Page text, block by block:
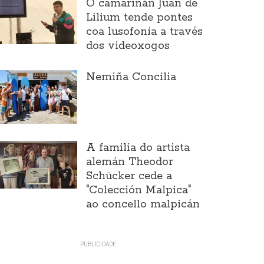
O camariñán Juan de
Lilium tende pontes
coa lusofonía a través
dos videoxogos
Nemiña Concilia
A familia do artista
alemán Theodor
Schücker cede a
"Colección Malpica"
ao concello malpicán